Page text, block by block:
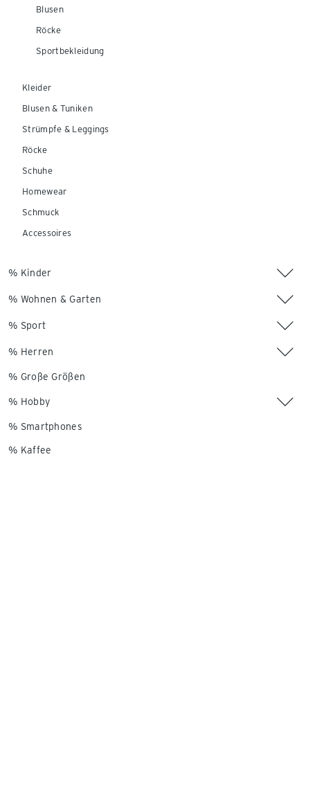
Blusen
Röcke
Sportbekleidung
Kleider
Blusen & Tuniken
Strümpfe & Leggings
Röcke
Schuhe
Homewear
Schmuck
Accessoires
% Kinder
% Wohnen & Garten
% Sport
% Herren
% Große Größen
% Hobby
% Smartphones
% Kaffee